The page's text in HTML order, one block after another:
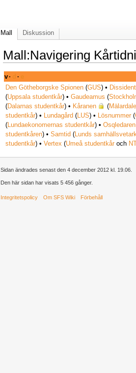
Mall:Navigering
v· ·
Den Götheborgske Spionen (GUS)•
(Uppsala studentkår) •Gaudeamus (
(Dalarnas studentkår) • Kåranen (
studentkår) • Lundagård (LUS) • Lösnummer (
(Lundaekonomernas studentkår) •Osqledaren
studentkåren) •Samtid (Lunds
studentkår) •Vertex (Umeå studentkår och
Mall Diskussion
Sidan ändrades senast den 4 december 2012 kl. 19.06.
Den här sidan har visats 5 456 gånger.
Integritetspolicy Om SFS Wiki Förbehåll